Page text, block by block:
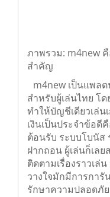
ภาพรวม: m4new
สำคัญ
m4new เป็นแพ
สำหรับผู้เล่นไท
ช่วยทำให้บัญชีเดียว
โยกเงินเป็นประจำ
ต้อนรับ ระบบโบนัส
ฝากถอน ผู้เล่นก็เล
ติดตามเรื่องราวเล่
วางใจมักมีการการั
รักษาความปลอดภั